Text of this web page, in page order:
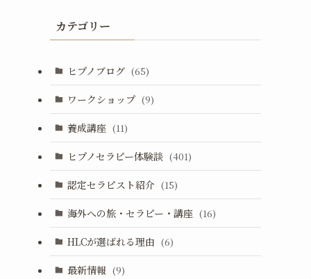
カテゴリー
ヒプノブログ (65)
ワークショップ (9)
養成講座 (11)
ヒプノセラピー体験談 (401)
認定セラピスト紹介 (15)
海外への旅・セラピー・講座 (16)
HLCが選ばれる理由 (6)
最新情報 (9)